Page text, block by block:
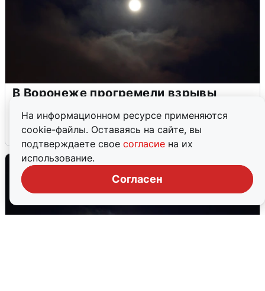
На информационном ресурсе применяются
cookie-файлы. Оставаясь на сайте, вы
подтверждаете свое согласие на их
использование.
Согласен
В Воронеже прогремели взрывы
5 августа 0